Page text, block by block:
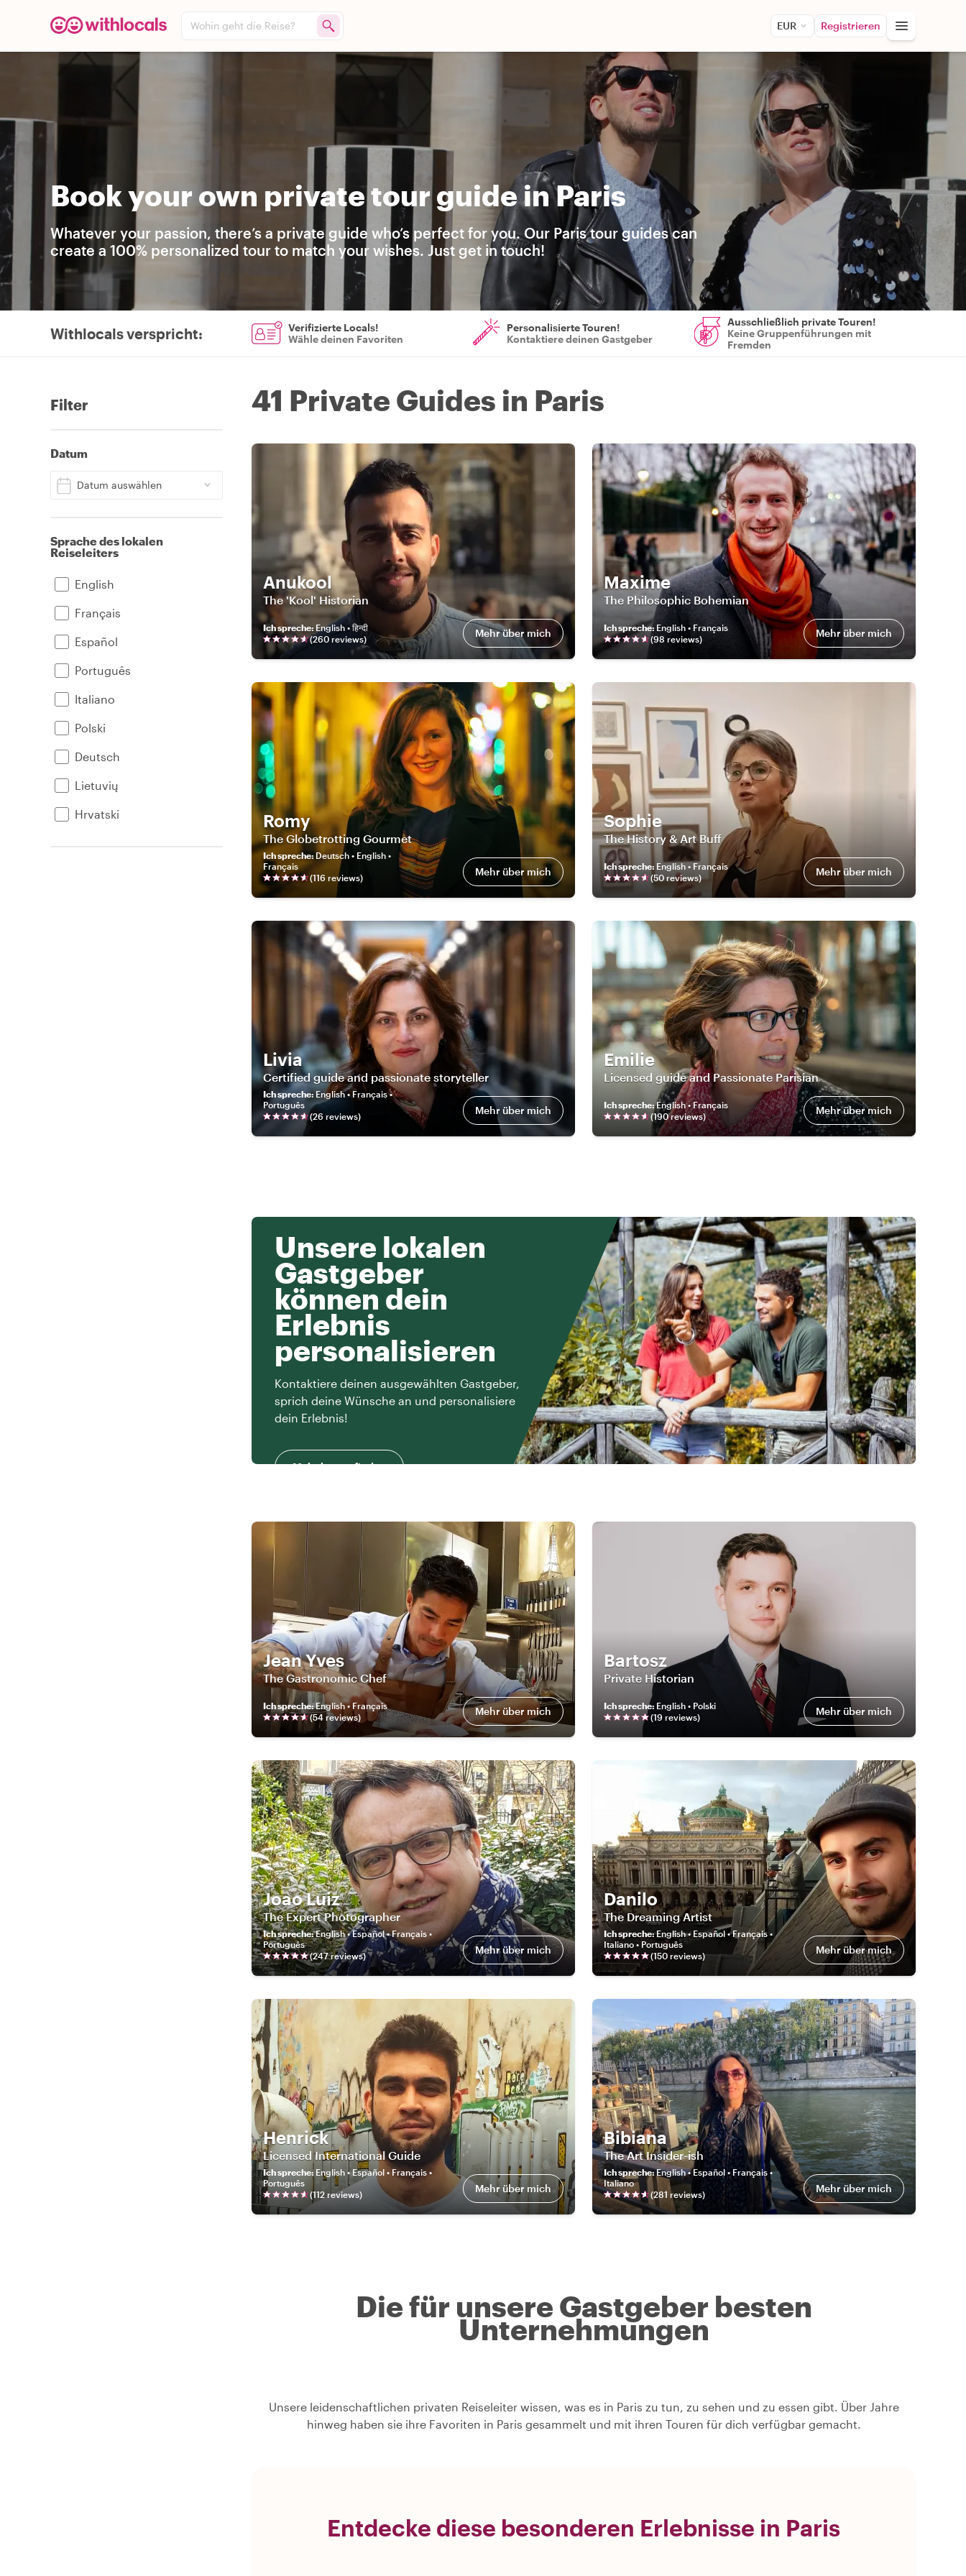
Wohin geht die Reise? EUR Registrieren
Book your own private tour guide in Paris
Whatever your passion, there’s a private guide who’s perfect for you. Our Paris tour guides can
create a 100% personalized tour to match your wishes. Just get in touch!
Withlocals verspricht:
Verifizierte Locals!
Wähle deinen Favoriten
Personalisierte Touren!
Kontaktiere deinen Gastgeber
Ausschließlich private Touren!
Keine Gruppenführungen mit
Fremden
Filter
Datum
Datum auswählen
Sprache des lokalen
Reiseleiters
English
Français
Español
Português
Italiano
Polski
Deutsch
Lietuvių
Hrvatski
41 Private Guides in Paris
Anukool
The 'Kool' Historian
Ich spreche: English • हिन्दी
(260 reviews) Mehr über mich
Maxime
The Philosophic Bohemian
Ich spreche: English • Français
(98 reviews) Mehr über mich
Romy
The Globetrotting Gourmet
Ich spreche: Deutsch • English •
Français
(116 reviews) Mehr über mich
Sophie
The History & Art Buff
Ich spreche: English • Français
(50 reviews) Mehr über mich
Livia
Certified guide and passionate storyteller
Ich spreche:English • Français •
Português
(26 reviews) Mehr über mich
Emilie
Licensed guide and Passionate Parisian
Ich spreche:English • Français
(190reviews) Mehr über mich
Unsere lokalen
Gastgeber
können dein
Erlebnis
personalisieren
Kontaktiere deinen ausgewählten Gastgeber,
sprich deine Wünsche an und personalisiere
dein Erlebnis!
Mehr herausfinden
Jean Yves
The Gastronomic Chef
Ich spreche:English • Français
(54 reviews) Mehr über mich
Bartosz
Private Historian
Ich spreche: English • Polski
(19 reviews) Mehr über mich
Joao Luiz
The Expert Photographer
Ich spreche:English • Español • Français •
Português
(247reviews) Mehr über mich
Danilo
The Dreaming Artist
Ich spreche:English • Español • Français •
Italiano • Português
(150 reviews) Mehr über mich
Henrick
Licensed International Guide
Ich spreche: English • Español • Français •
Português
(112 reviews) Mehr über mich
Bibiana
The Art Insider-ish
Ich spreche:English • Español • Français •
Italiano
(281 reviews) Mehr über mich
Die für unsere Gastgeber besten
Unternehmungen
Unsere leidenschaftlichen privaten Reiseleiter wissen, was es in Paris zu tun, zu sehen und zu essen gibt. Über Jahre
hinweg haben sie ihre Favoriten in Paris gesammelt und mit ihren Touren für dich verfügbar gemacht.
Entdecke diese besonderen Erlebnisse in Paris